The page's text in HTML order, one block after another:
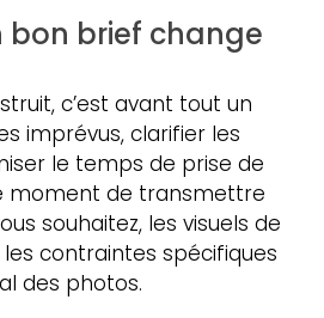
bon brief change
c’est avant tout un
imprévus, clarifier les
le temps de prise de
moment de transmettre
souhaitez, les visuels de
contraintes spécifiques
des photos.